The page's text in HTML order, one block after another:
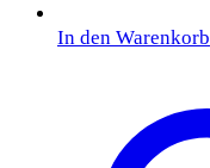
In den Warenkorb